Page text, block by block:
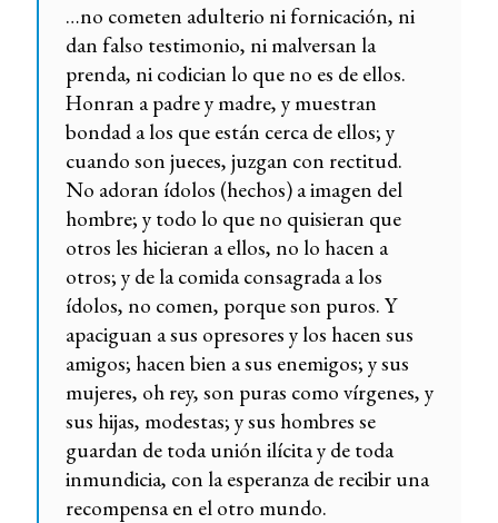
…no cometen adulterio ni fornicación, ni
dan falso testimonio, ni malversan la
prenda, ni codician lo que no es de ellos.
Honran a padre y madre, y muestran
bondad a los que están cerca de ellos; y
cuando son jueces, juzgan con rectitud.
No adoran ídolos (hechos) a imagen del
hombre; y todo lo que no quisieran que
otros les hicieran a ellos, no lo hacen a
otros; y de la comida consagrada a los
ídolos, no comen, porque son puros. Y
apaciguan a sus opresores y los hacen sus
amigos; hacen bien a sus enemigos; y sus
mujeres, oh rey, son puras como vírgenes, y
sus hijas, modestas; y sus hombres se
guardan de toda unión ilícita y de toda
inmundicia, con la esperanza de recibir una
recompensa en el otro mundo.